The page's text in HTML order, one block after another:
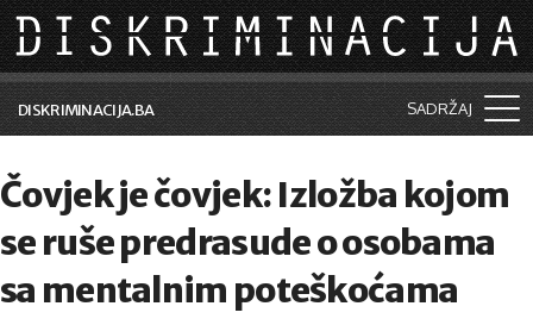
Skip to main content
DISKRIMINACIJA.BA SADRŽAJ
Vijesti i događaji
Aktuelne teme
Kolumne
Čovjek je čovjek: Izložba kojom
se ruše predrasude o osobama
sa mentalnim poteškoćama